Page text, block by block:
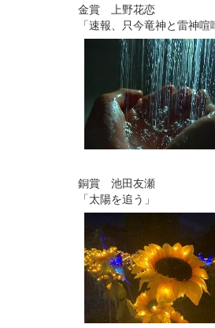
金賞 上野花恋
「速報、只今竜神と雷神喧
銅賞 池田友瀬
「太陽を追う」